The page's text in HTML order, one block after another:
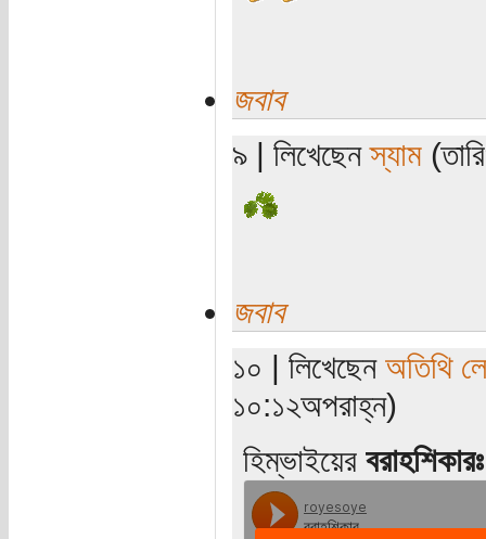
জবাব
৯ | লিখেছেনস্যাম
জবাব
১০ | লিখেছেন অতিথি
১০:১২অপরাহ্ন)
হিম্ভাইয়ের বরাহশিকারঃ